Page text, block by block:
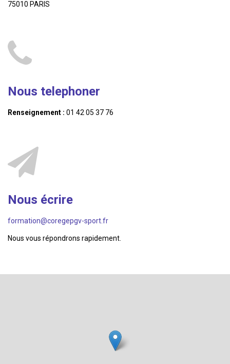
75010 PARIS
Nous telephoner
Renseignement : 01 42 05 37 76
Nous écrire
formation@coregepgv-sport.fr
Nous vous répondrons rapidement.